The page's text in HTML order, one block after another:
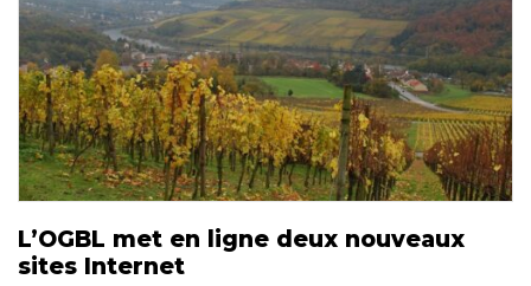
L’OGBL met en ligne deux nouveaux
sites Internet